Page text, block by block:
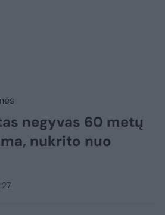
negyvas 60 metų
nukrito nuo